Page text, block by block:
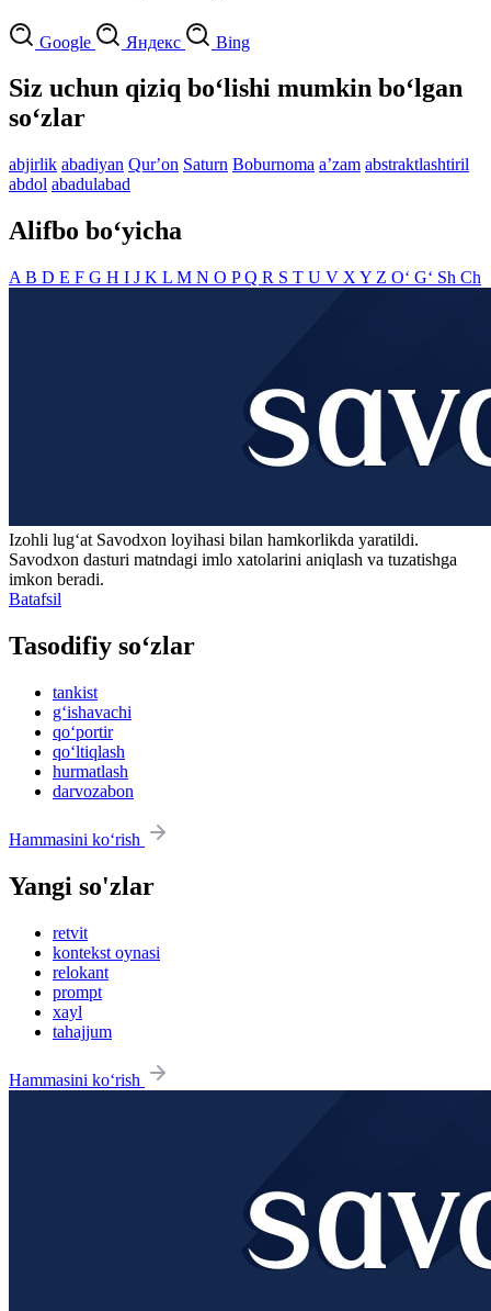
Google Яндекс Bing
Siz uchun qiziq bo‘lishi mumkin bo‘lgan
so‘zlar
abjirlik abadiyan Qurʼon Saturn Boburnoma aʼzam abstraktlashtiril
abdol abadulabad
Alifbo bo‘yicha
A B D E F G H I J K L M N O PQ R S T U V X Y Z O‘ G‘ Sh Ch
Izohli lugʻat Savodxon loyihasi bilan hamkorlikda yaratildi.
Savodxon dasturi matndagi imlo xatolarini aniqlash va tuzatishga
imkon beradi.
Batafsil
Tasodifiy so‘zlar
tankist
g‘ishavachi
qo‘portir
qo‘ltiqlash
hurmatlash
darvozabon
Hammasini ko‘rish
Yangi so'zlar
retvit
kontekst oynasi
relokant
prompt
xayl
tahajjum
Hammasini ko‘rish